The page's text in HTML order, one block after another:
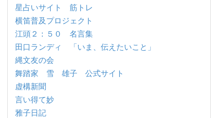
星占いサイト 筋トレ
横笛普及プロジェクト
江頭２：５０ 名言集
田口ランディ 「いま、伝えたいこと」
縄文友の会
舞踏家 雪 雄子 公式サイト
虚構新聞
言い得て妙
雅子日記